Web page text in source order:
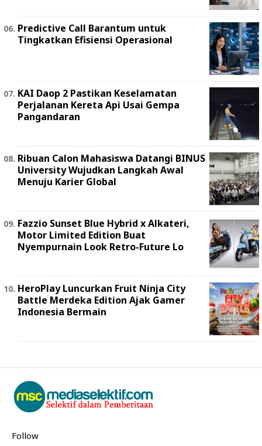
Predictive Call Barantum untuk
Tingkatkan Efisiensi Operasional
KAI Daop 2 Pastikan Keselamatan
Perjalanan Kereta Api Usai Gempa
Pangandaran
Ribuan Calon Mahasiswa Datangi BINUS
University Wujudkan Langkah Awal
Menuju Karier Global
Fazzio Sunset Blue Hybrid x Alkateri,
Motor Limited Edition Buat
Nyempurnain Look Retro-Future Lo
HeroPlay Luncurkan Fruit Ninja City
Battle Merdeka Edition Ajak Gamer
Indonesia Bermain
Follow